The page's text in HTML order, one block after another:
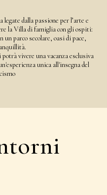
dalla passione per l’arte e
la Villa di famiglia con gli ospiti:
parco secolare, oasi di pace,
vivere una vacanza esclusiva
unica all'insegna del